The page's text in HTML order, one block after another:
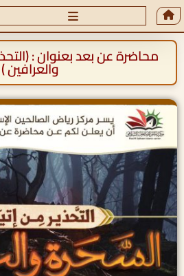
محاضرة عن بعد بعنوان :
والعرافين )